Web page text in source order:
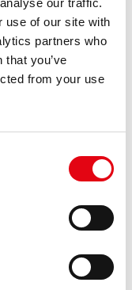
our traffic.
use of our site with
partners who
you’ve
from your use
e non
Academy l’evento